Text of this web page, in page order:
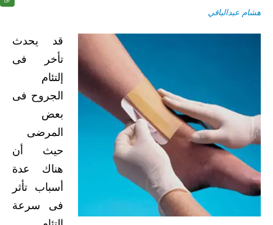
هشام عبدالباقي
قد يحدث
تأخر فى
إلتئام
الجروح فى
بعض
المرضى
حيث أن
هناك عدة
أسباب تأثر
فى سرعة